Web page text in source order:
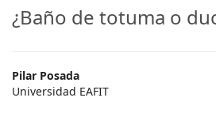
¿Baño de totuma o
Main
Article
Pilar Posada
Universidad EAFIT